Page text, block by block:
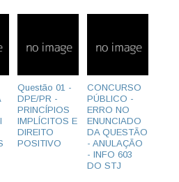
Questão 01 -
DPE/PR -
PRINCÍPIOS
IMPLÍCITOS E
DIREITO
POSITIVO
CONCURSO
PÚBLICO -
ERRO NO
ENUNCIADO
DA QUESTÃO
- ANULAÇÃO
- INFO 603
DO STJ